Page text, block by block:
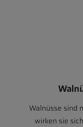
Walnüsse sind
wirken sie